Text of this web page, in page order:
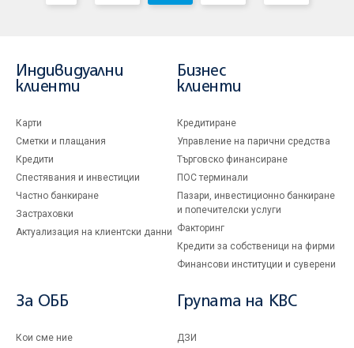
Индивидуални
клиенти
Карти
Сметки и плащания
Кредити
Спестявания и инвестиции
Частно банкиране
Застраховки
Актуализация на клиентски данни
Бизнес
клиенти
Кредитиране
Управление на парични средства
Търговско финансиране
ПОС терминали
Пазари, инвестиционно банкиране
и попечителски услуги
Факторинг
Кредити за собственици на фирми
Финансови институции и суверени
За ОББ
Кои сме ние
Групата на KBC
ДЗИ